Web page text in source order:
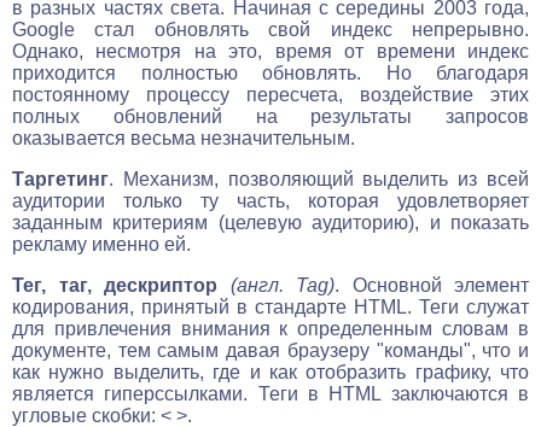
в разных частях света. Начиная с середины 2003 года,
Google стал обновлять свой индекс непрерывно.
Однако, несмотря на это, время от времени индекс
приходится полностью обновлять. Но благодаря
постоянному процессу пересчета, воздействие этих
полных обновлений на результаты запросов
оказывается весьма незначительным.
Таргетинг. Механизм, позволяющий выделить из всей
аудитории только ту часть, которая удовлетворяет
заданным критериям (целевую аудиторию), и показать
рекламу именно ей.
Тег, таг, дескриптор
(англ. Tag). Основной элемент
кодирования, принятый в стандарте HTML. Теги служат
для привлечения внимания к определенным словам в
документе, тем самым давая браузеру "команды", что и
как нужно выделить, где и как отобразить графику, что
является гиперссылками. Теги в HTML заключаются в
угловые скобки: < >.